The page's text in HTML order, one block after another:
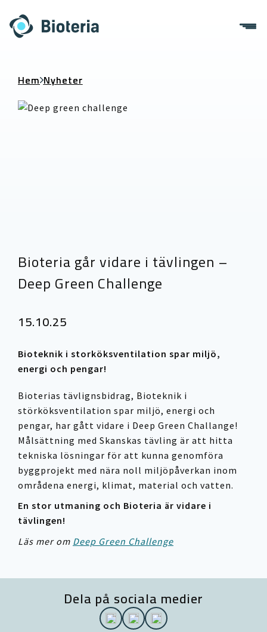
to
content
HemNyheter
Bioteria går vidare i tävlingen –
Deep Green Challenge
15.10.25
Bioteknik i storköksventilation spar miljö,
energi och pengar!
Bioterias tävlignsbidrag, Bioteknik i
störköksventilation spar miljö, energi och
pengar, har gått vidare i Deep Green Challange!
Målsättning med Skanskas tävling är att hitta
tekniska lösningar för att kunna genomföra
byggprojekt med nära noll miljöpåverkan inom
områdena energi, klimat, material och vatten.
En stor utmaning och Bioteria är vidare i
tävlingen!
Läs mer om Deep Green Challenge
Dela på sociala medier